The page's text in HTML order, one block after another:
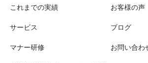
これまでの実績
サービス
マナー研修
お客様の声
ブログ
お問い合わ